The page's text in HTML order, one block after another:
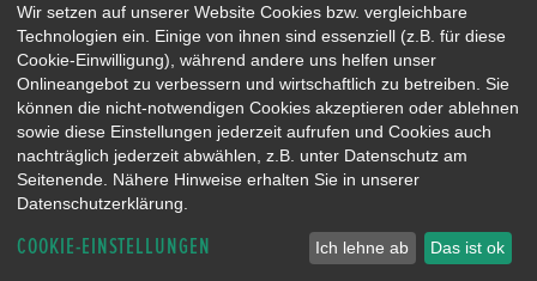
Wir setzen auf unserer Website Cookies bzw. vergleichbare
Technologien ein. Einige von ihnen sind essenziell (z.B. für diese
Cookie-Einwilligung), während andere uns helfen unser
Onlineangebot zu verbessern und wirtschaftlich zu betreiben. Sie
können die nicht-notwendigen Cookies akzeptieren oder ablehnen
sowie diese Einstellungen jederzeit aufrufen und Cookies auch
nachträglich jederzeit abwählen, z.B. unter Datenschutz am
Seitenende. Nähere Hinweise erhalten Sie in unserer
Datenschutzerklärung.
COOKIE-EINSTELLUNGEN Ich lehne ab Das ist ok